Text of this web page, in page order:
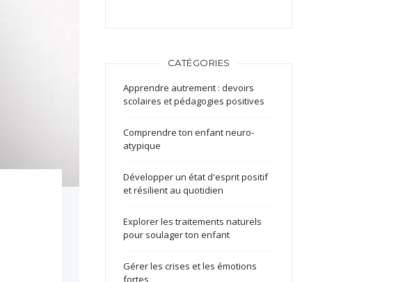
CATÉGORIES
Apprendre autrement : devoirs
scolaires et pédagogies positives
Comprendre ton enfant neuro-
atypique
Développer un état d'esprit positif
et résilient au quotidien
Explorer les traitements naturels
pour soulager ton enfant
Gérer les crises et les émotions
fortes